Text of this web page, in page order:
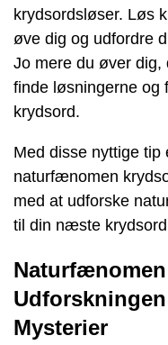
krydsordsløser. Løs
øve dig og udfordre
Jo mere du øver dig,
finde løsningerne og
krydsord.
Med disse nyttige
naturfænomen
med at udforske
til din næste
Mysterier